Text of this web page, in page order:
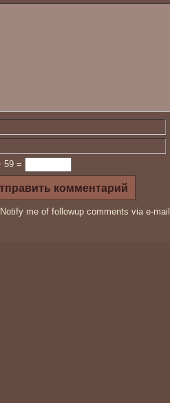
59 =
Notify me of followup comments via e-mail